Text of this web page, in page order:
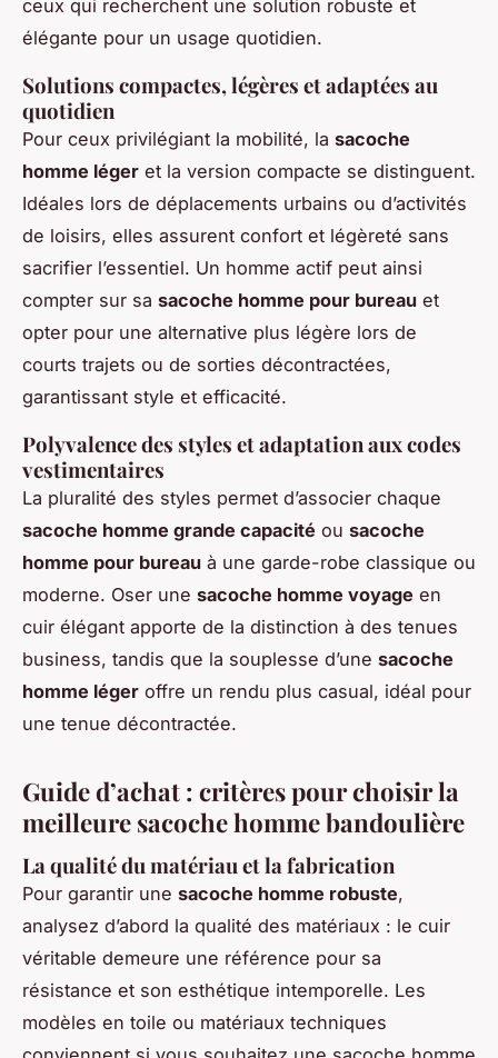
ceux qui recherchent une solution robuste et
élégante pour un usage quotidien.
Solutions compactes, légères et adaptées au
quotidien
Pour ceux privilégiant la mobilité, la sacoche
homme léger et la version compacte se distinguent.
Idéales lors de déplacements urbains ou d’activités
de loisirs, elles assurent confort et légèreté sans
sacrifier l’essentiel. Un homme actif peut ainsi
compter sur sa sacoche homme pour bureau et
opter pour une alternative plus légère lors de
courts trajets ou de sorties décontractées,
garantissant style et efficacité.
Polyvalence des styles et adaptation aux codes
vestimentaires
La pluralité des styles permet d’associer chaque
sacoche homme grande capacité ou sacoche
homme pour bureau à une garde-robe classique ou
moderne. Oser une sacoche homme voyage en
cuir élégant apporte de la distinction à des tenues
business, tandis que la souplesse d’une sacoche
homme léger offre un rendu plus casual, idéal pour
une tenue décontractée.
Guide d’achat : critères pour choisir la
meilleure sacoche homme bandoulière
La qualité du matériau et la fabrication
Pour garantir une sacoche homme robuste,
analysez d’abord la qualité des matériaux : le cuir
véritable demeure une référence pour sa
résistance et son esthétique intemporelle. Les
modèles en toile ou matériaux techniques